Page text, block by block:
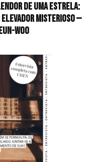
de uma estrela:
elevador misterioso —
WOO